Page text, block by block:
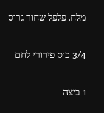
מלח, פלפל שחור גרוס
3/4 כוס פירורי לחם
1 ביצה